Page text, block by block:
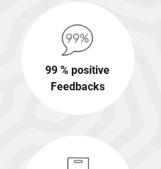
99 % positive
Feedbacks